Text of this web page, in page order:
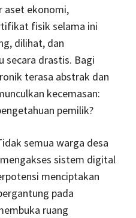
aset ekonomi,
fisik selama ini
dilihat, dan
secara drastis. Bagi
terasa abstrak dan
kecemasan:
pemilik?
semua warga desa
sistem digital
menciptakan
pada
ruang